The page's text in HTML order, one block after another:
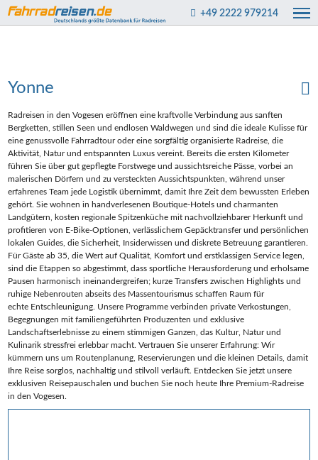
+49 2222 979214
Yonne
Radreisen in den Vogesen eröffnen eine kraftvolle Verbindung aus sanften
Bergketten, stillen Seen und endlosen Waldwegen und sind die ideale Kulisse für
eine genussvolle Fahrradtour oder eine sorgfältig organisierte Radreise, die
Aktivität, Natur und entspannten Luxus vereint. Bereits die ersten Kilometer
führen Sie über gut gepflegte Forstwege und aussichtsreiche Pässe, vorbei an
malerischen Dörfern und zu versteckten Aussichtspunkten, während unser
erfahrenes Team jede Logistik übernimmt, damit Ihre Zeit dem bewussten Erleben
gehört. Sie wohnen in handverlesenen Boutique‑Hotels und charmanten
Landgütern, kosten regionale Spitzenküche mit nachvollziehbarer Herkunft und
profitieren von E‑Bike‑Optionen, verlässlichem Gepäcktransfer und persönlichen
lokalen Guides, die Sicherheit, Insiderwissen und diskrete Betreuung garantieren.
Für Gäste ab 35, die Wert auf Qualität, Komfort und erstklassigen Service legen,
sind die Etappen so abgestimmt, dass sportliche Herausforderung und erholsame
Pausen harmonisch ineinandergreifen; kurze Transfers zwischen Highlights und
ruhige Nebenrouten abseits des Massentourismus schaffen Raum für
echte Entschleunigung. Unsere Programme verbinden private Verkostungen,
Begegnungen mit familiengeführten Produzenten und exklusive
Landschaftserlebnisse zu einem stimmigen Ganzen, das Kultur, Natur und
Kulinarik stressfrei erlebbar macht. Vertrauen Sie unserer Erfahrung: Wir
kümmern uns um Routenplanung, Reservierungen und die kleinen Details, damit
Ihre Reise sorglos, nachhaltig und stilvoll verläuft. Entdecken Sie jetzt unsere
exklusiven Reisepauschalen und buchen Sie noch heute Ihre Premium‑Radreise
in den Vogesen.